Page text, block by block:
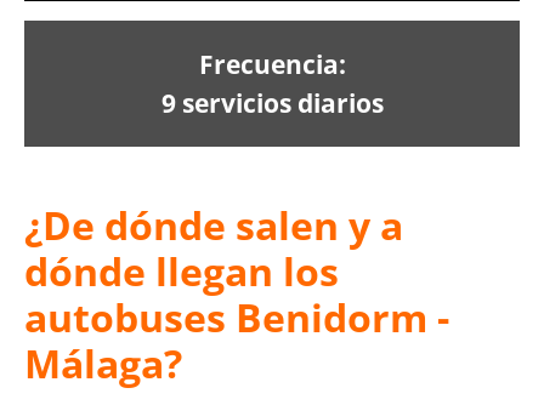
Frecuencia:
9 servicios diarios
¿De dónde salen y a
dónde llegan los
autobuses Benidorm -
Málaga?